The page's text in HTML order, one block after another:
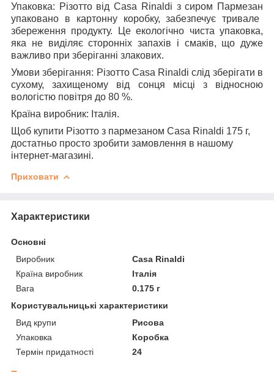
Упаковка: Різотто від Casa Rinaldi з сиром Пармезан
упаковано в картонну коробку, забезпечує тривале
збереження продукту. Це екологічно чиста упаковка,
яка не виділяє сторонніх запахів і смаків, що дуже
важливо при зберіганні злакових.
Умови зберігання: Різотто Casa Rinaldi слід зберігати в
сухому, захищеному від сонця місці з відносною
вологістю повітря до 80 %.
Країна виробник: Італія.
Щоб купити Різотто з пармезаном Casa Rinaldi 175 г,
достатньо просто зробити замовлення в нашому
інтернет-магазині.
Приховати
Характеристики
Основні
Виробник
Casa Rinaldi
Країна виробник
Італія
Вага
0.175 г
Користувальницькі характеристики
Вид крупи
Рисова
Упаковка
Коробка
Термін придатності
24